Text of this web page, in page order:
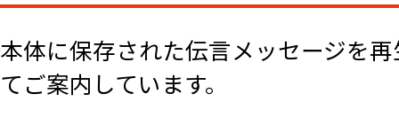
本体に保存された伝言メッセージを
てご案内しています。